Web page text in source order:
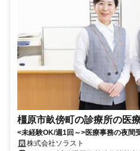
橿原市畝傍町の診療所の医
<未経験OK/週1回～>医療事務の夜
株式会社ソラスト